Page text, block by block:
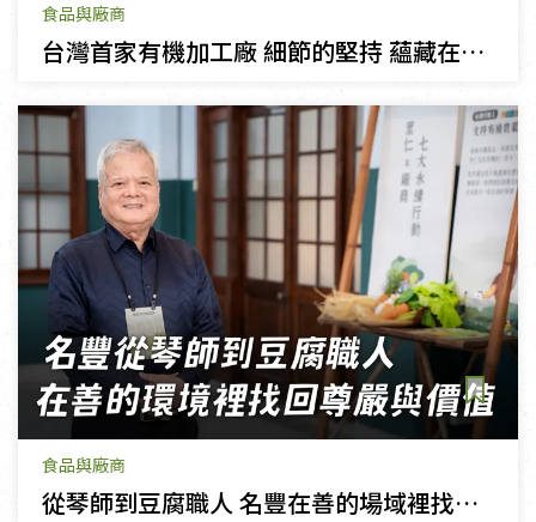
食品與廠商
台灣首家有機加工廠 細節的堅持 蘊藏在每一滴飲品裡
食品與廠商
從琴師到豆腐職人 名豐在善的場域裡找到尊嚴與價值